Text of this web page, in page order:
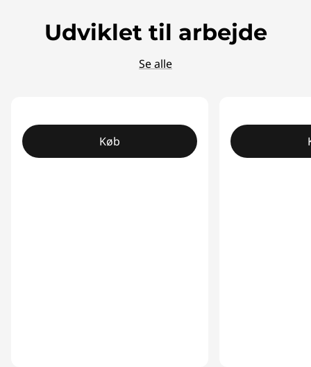
Udviklet til arbejde
Se alle
Køb